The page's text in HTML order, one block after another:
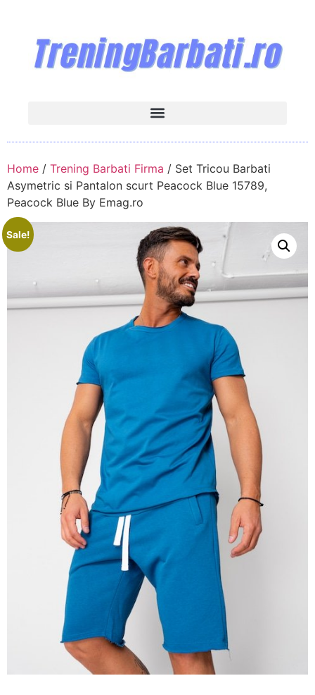
Home / Trening Barbati Firma / Set Tricou Barbati
Asymetric si Pantalon scurt Peacock Blue 15789,
Peacock Blue By Emag.ro
Sale!